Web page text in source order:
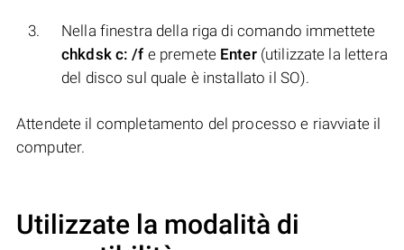
Nella finestra della riga di comando immettete
chkdsk c: /f e premete Enter(utilizzate la lettera
del disco sul quale è installato il SO).
Attendete il completamento del processo e riavviate il
computer.
Utilizzate la modalità di